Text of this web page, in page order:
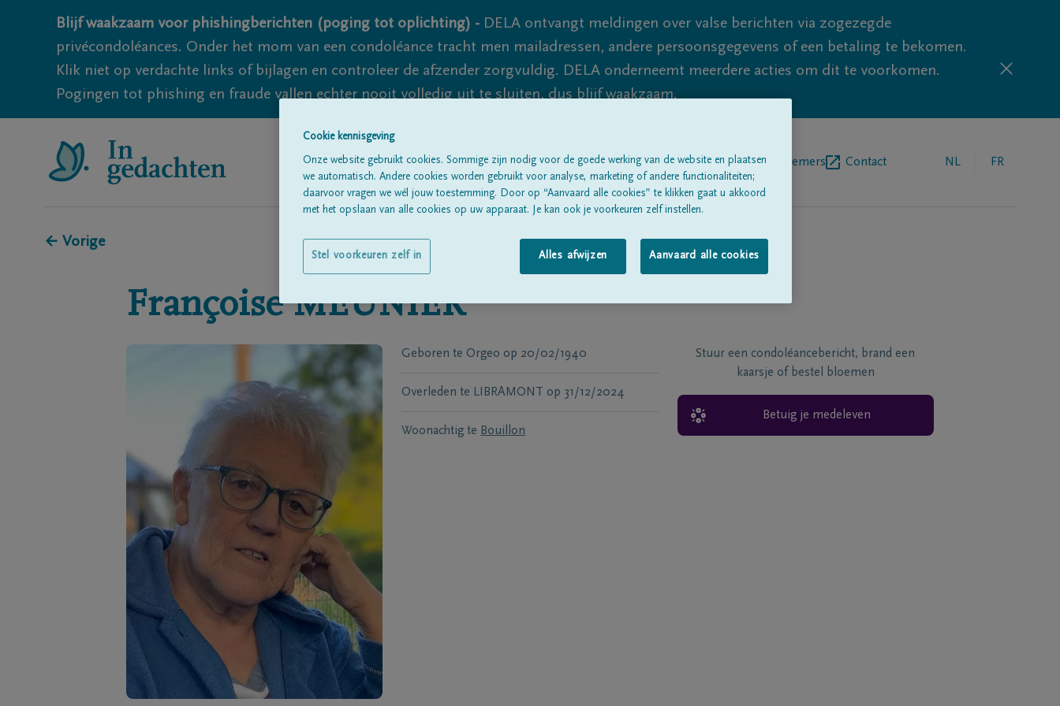
Blijf waakzaam voor phishingberichten (poging tot oplichting) - DELA ontvangt meldingen over valse berichten via zogezegde
privécondoléances. Onder het mom van een condoléance tracht men mailadressen, andere persoonsgegevens of een betaling te bekomen.
Klik niet op verdachte links of bijlagen en controleer de afzender zorgvuldig. DELA onderneemt meerdere acties om dit te voorkomen.
Pogingen tot phishing en fraude vallen echter nooit volledig uit te sluiten, dus blijf waakzaam.
Alle rouwberichtenOver onsBegrafenisondernemers Contact NL FR
← Vorige
Françoise MEUNIER
Geboren te Orgeo op 20/02/1940
Overleden te LIBRAMONT op 31/12/2024
Woonachtig te Bouillon
Stuur een condoléancebericht, brand een
kaarsje of bestel bloemen
Betuig je medeleven
Cookie kennisgeving
Onze website gebruikt cookies. Sommige zijn nodig voor de goede werking van de website en plaatsen
we automatisch. Andere cookies worden gebruikt voor analyse, marketing of andere functionaliteiten;
daarvoor vragen we wél jouw toestemming. Door op “Aanvaard alle cookies” te klikken gaat u akkoord
met het opslaan van alle cookies op uw apparaat. Je kan ook je voorkeuren zelf instellen.
Alles afwijzen Aanvaard alle cookies
Stel voorkeuren zelf in